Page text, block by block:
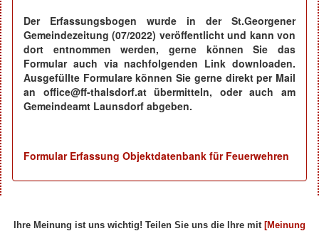
Der Erfassungsbogen wurde in der St.Georgener
Gemeindezeitung (07/2022) veröffentlicht und kann von
dort entnommen werden, gerne können Sie das
Formular auch via nachfolgenden Link downloaden.
Ausgefüllte Formulare können Sie gerne direkt per Mail
an office@ff-thalsdorf.at übermitteln, oder auch am
Gemeindeamt Launsdorf abgeben.
Formular Erfassung Objektdatenbank für Feuerwehren
Ihre Meinung ist uns wichtig! Teilen Sie uns die Ihre mit [Meinung